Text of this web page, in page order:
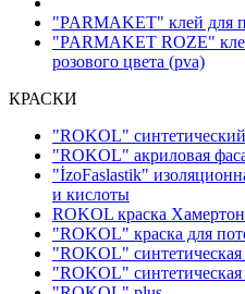
"PARMAKET" клей для
"PARMAKET ROZE"
розового цвета (pva)
КРАСКИ
"ROKOL" синтетический
"ROKOL" акриловая
"İzoFaslastik"
и кислоты
ROKOL краска Хамертон
"ROKOL" краска для
"ROKOL" синтетическая
"ROKOL" синтетическая